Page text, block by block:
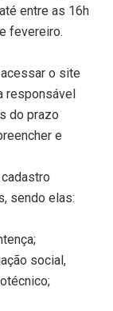
entre as 16h
fevereiro.
o site
responsável
do prazo
e
sendo elas:
social,